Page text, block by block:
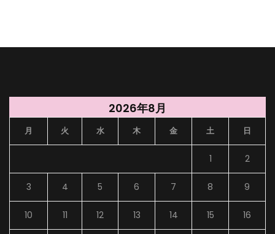
2026年8月
月 火 水 木 金 土 日
1 2
3 4 5 6 7 8 9
10 11 12 13 14 15 16